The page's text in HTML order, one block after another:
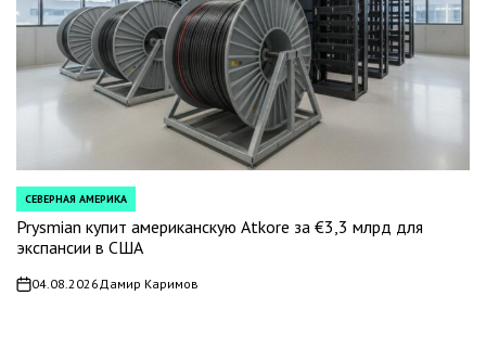
POSTED
IN
СЕВЕРНАЯ АМЕРИКА
Prysmian купит американскую Atkore за €3,3 млрд для
экспансии в США
on04.08.2026 Дамир Каримов